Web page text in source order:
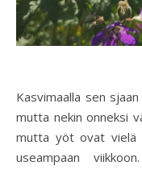
Kasvimaalla sen
mutta nekin onneksi
mutta yöt ovat vielä
useampaan